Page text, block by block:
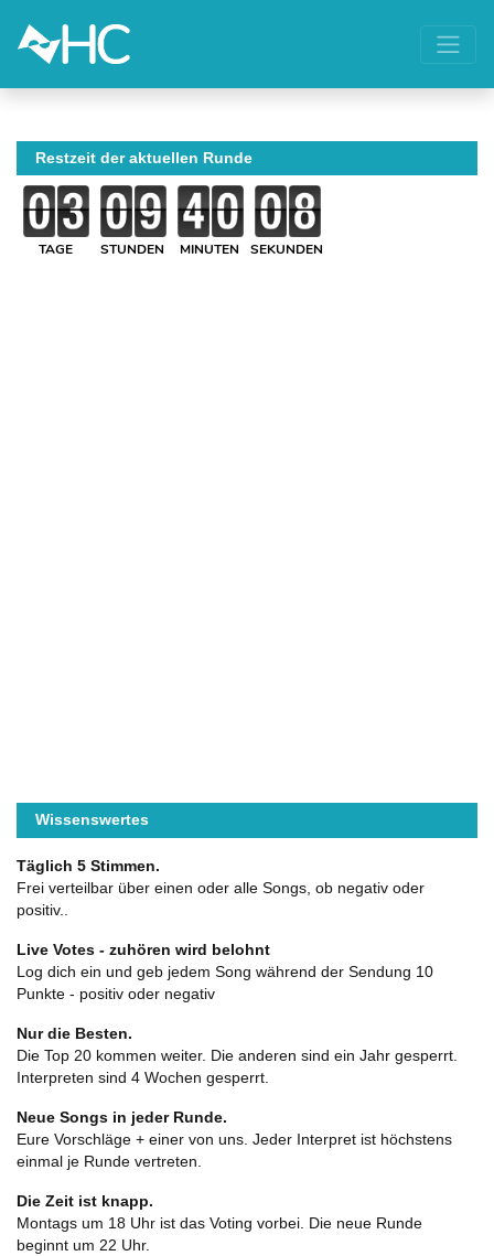
Restzeit der aktuellen Runde
TAGE STUNDEN MINUTEN SEKUNDEN
Wissenswertes
Täglich 5 Stimmen.
Frei verteilbar über einen oder alle Songs, ob negativ oder
positiv..
Live Votes - zuhören wird belohnt
Log dich ein und geb jedem Song während der Sendung 10
Punkte - positiv oder negativ
Nur die Besten.
Die Top 20 kommen weiter. Die anderen sind ein Jahr gesperrt.
Interpreten sind 4 Wochen gesperrt.
Neue Songs in jeder Runde.
Eure Vorschläge + einer von uns. Jeder Interpret ist höchstens
einmal je Runde vertreten.
Die Zeit ist knapp.
Montags um 18 Uhr ist das Voting vorbei. Die neue Runde
beginnt um 22 Uhr.